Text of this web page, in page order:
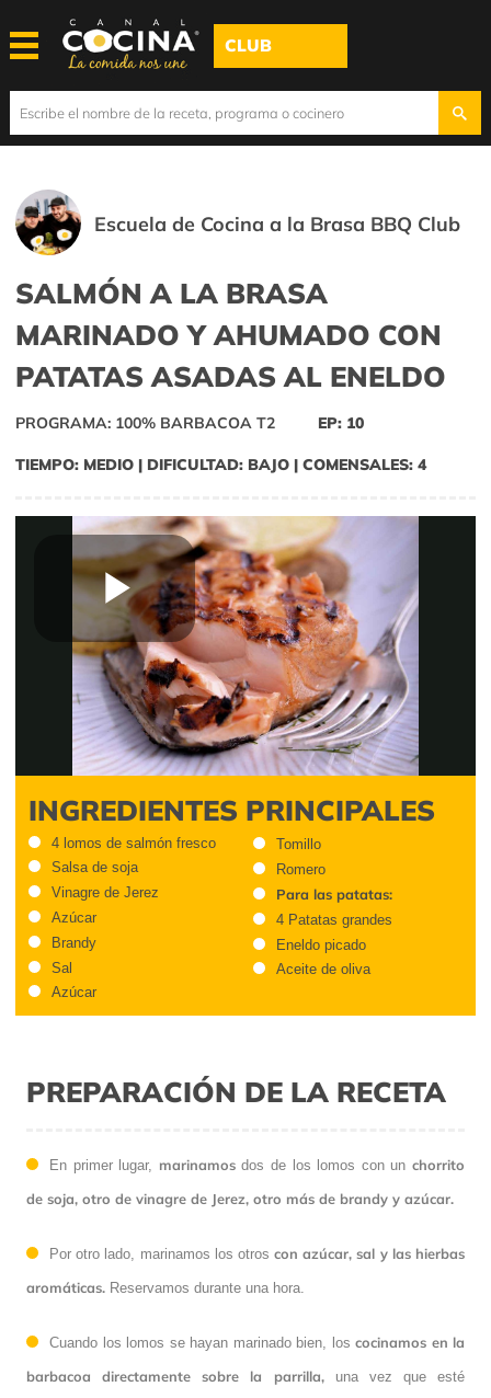
CLUB
Escuela de Cocina a la Brasa BBQ Club
SALMÓN A LA BRASA
MARINADO Y AHUMADO CON
PATATAS ASADAS AL ENELDO
PROGRAMA: 100% BARBACOA T2 EP: 10
TIEMPO: MEDIO | DIFICULTAD: BAJO | COMENSALES: 4
Play
Video
INGREDIENTES PRINCIPALES
4 lomos de salmón fresco
Salsa de soja
Vinagre de Jerez
Azúcar
Brandy
Sal
Azúcar
Tomillo
Romero
Para las patatas:
4 Patatas grandes
Eneldo picado
Aceite de oliva
PREPARACIÓN DE LA RECETA
En primer lugar, marinamosdos de los lomos con unchorrito
de soja, otro de vinagre de Jerez, otro más de brandy y azúcar.
Por otro lado, marinamos los otroscon azúcar, sal y las hierbas
aromáticas. Reservamos durante una hora.
Cuando los lomos se hayan marinado bien, los cocinamos en la
barbacoa directamente sobre la parrilla,una vez que esté